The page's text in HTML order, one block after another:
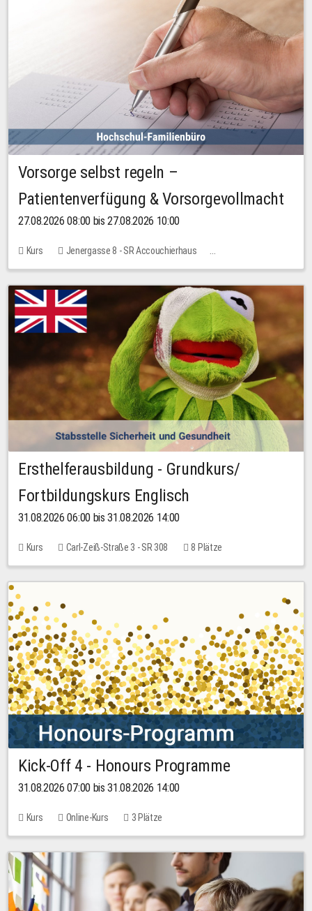
Vorsorge selbst regeln –
Patientenverfügung & Vorsorgevollmacht
27.08.2026 08:00 bis 27.08.2026 10:00
Kurs
Jenergasse 8 - SR Accouchierhaus
Keine freien Plätze
Ersthelferausbildung - Grundkurs/
Fortbildungskurs Englisch
31.08.2026 06:00 bis 31.08.2026 14:00
Kurs Carl-Zeiß-Straße 3 - SR 308 8 Plätze
Kick-Off 4 - Honours Programme
31.08.2026 07:00 bis 31.08.2026 14:00
Kurs Online-Kurs 3 Plätze